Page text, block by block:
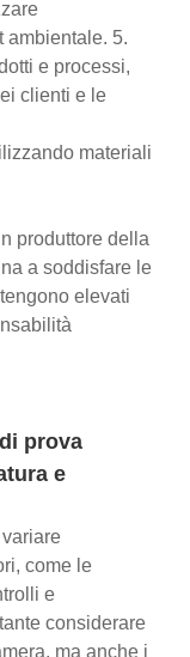
ambientale. 5.
e processi,
clienti e le
materiali
produttore della
a soddisfare le
elevati
prova
e
come le
e
considerare
ma anche i